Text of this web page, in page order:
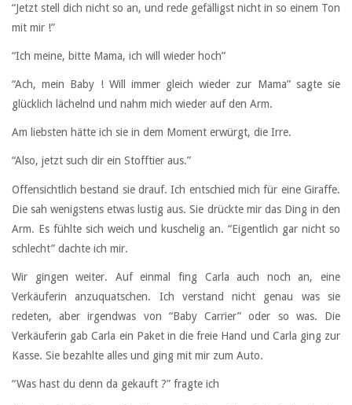
“Jetzt stell dich nicht so an, und rede gefälligst nicht in so einem Ton
mit mir !”
“Ich meine, bitte Mama, ich will wieder hoch”
“Ach, mein Baby ! Will immer gleich wieder zur Mama” sagte sie
glücklich lächelnd und nahm mich wieder auf den Arm.
Am liebsten hätte ich sie in dem Moment erwürgt, die Irre.
“Also, jetzt such dir ein Stofftier aus.”
Offensichtlich bestand sie drauf. Ich entschied mich für eine Giraffe.
Die sah wenigstens etwas lustig aus. Sie drückte mir das Ding in den
Arm. Es fühlte sich weich und kuschelig an. “Eigentlich gar nicht so
schlecht” dachte ich mir.
Wir gingen weiter. Auf einmal fing Carla auch noch an, eine
Verkäuferin anzuquatschen. Ich verstand nicht genau was sie
redeten, aber irgendwas von “Baby Carrier” oder so was. Die
Verkäuferin gab Carla ein Paket in die freie Hand und Carla ging zur
Kasse. Sie bezahlte alles und ging mit mir zum Auto.
“Was hast du denn da gekauft ?” fragte ich